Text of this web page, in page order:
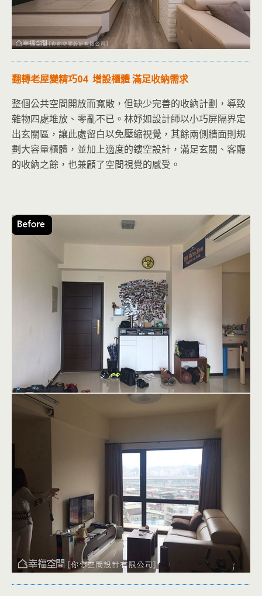
翻轉老屋變精巧04 增設櫃體 滿足收納需求
整個公共空間開放而寬敞，但缺少完善的收納計劃，導致
雜物四處堆放、零亂不已。林妤如設計師以小巧屏隔界定
出玄關區，讓此處留白以免壓縮視覺，其餘兩側牆面則規
劃大容量櫃體，並加上適度的鏤空設計，滿足玄關、客廳
的收納之餘，也兼顧了空間視覺的感受。